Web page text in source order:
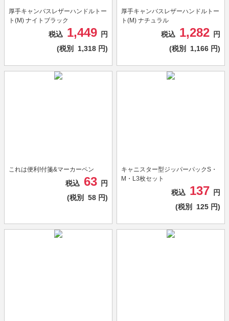
厚手キャンバスレザーハンドルトー
ト(M) ナイトブラック
税込 1,449
円
(税別
1,318 円)
厚手キャンバスレザーハンドルトー
ト(M) ナチュラル
税込 1,282
円
(税別
1,166 円)
これは便利!付箋&マーカーペン
税込 63
円
(税別
58 円)
キャニスター型ジッパーパックS・
M・L3枚セット
税込 137
円
(税別
125 円)